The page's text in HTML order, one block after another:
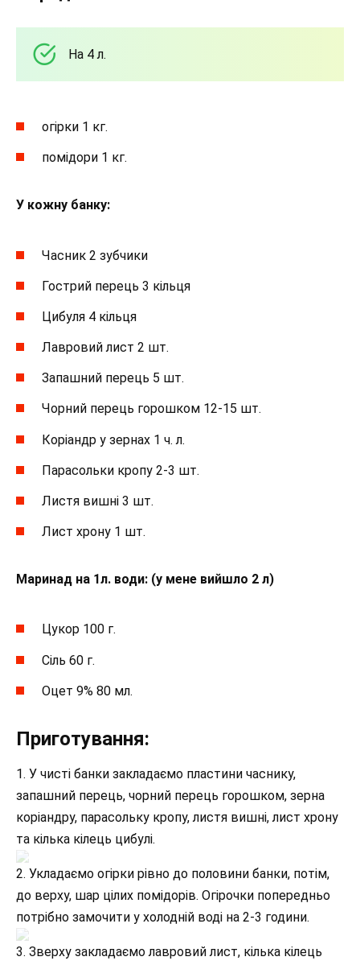
На 4 л.
огірки 1 кг.
помідори 1 кг.
У кожну банку:
Часник 2 зубчики
Гострий перець 3 кільця
Цибуля 4 кільця
Лавровий лист 2 шт.
Запашний перець 5 шт.
Чорний перець горошком 12-15 шт.
Коріандр у зернах 1 ч. л.
Парасольки кропу 2-3 шт.
Листя вишні 3 шт.
Лист хрону 1 шт.
Маринад на 1л. води: (у мене вийшло 2 л)
Цукор 100 г.
Сіль 60 г.
Оцет 9% 80 мл.
Приготування:
1. У чисті банки закладаємо пластини часнику,
запашний перець, чорний перець горошком, зерна
коріандру, парасольку кропу, листя вишні, лист хрону
та кілька кілець цибулі.
2. Укладаємо огірки рівно до половини банки, потім,
до верху, шар цілих помідорів. Огірочки попередньо
потрібно замочити у холодній воді на 2-3 години.
3. Зверху закладаємо лавровий лист, кілька кілець